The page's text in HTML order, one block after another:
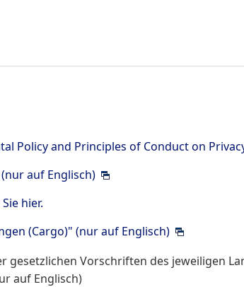
Policy and Principles of Conduct on
auf Englisch)
hier.
(Cargo)" (nur auf Englisch)
Vorschriften des jeweiligen
auf Englisch)